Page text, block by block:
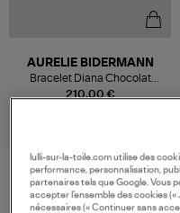
210,00 €
AURELIE BIDERMANN
Bracelet Diana Chocolat
Exclusivité Lulli
VOS DERNIERS
lulli-sur-la-toile.com utilise des
performance, personnalisation,
partenaires tels que Google. Vous
accepter l’ensemble des cookies
nécessaires (« Continuer sans